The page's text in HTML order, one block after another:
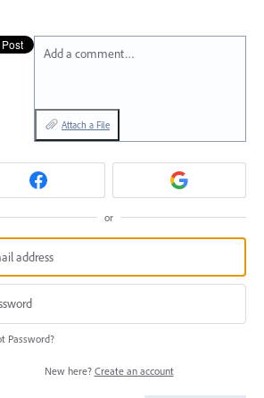
Add a comment…
Attach a File
or
Password?
New here? Create an account